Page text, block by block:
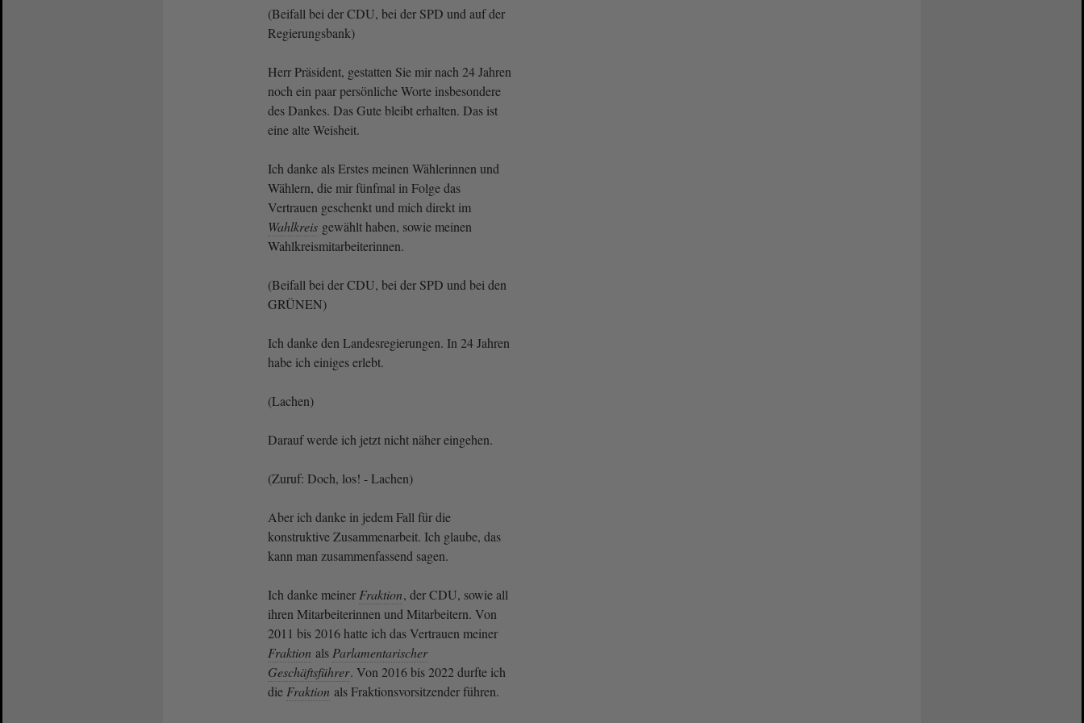
(Beifall bei der CDU, bei der SPD und auf der
Regierungsbank)
Herr Präsident, gestatten Sie mir nach 24 Jahren
noch ein paar persönliche Worte insbesondere
des Dankes. Das Gute bleibt erhalten. Das ist
eine alte Weisheit.
Ich danke als Erstes meinen Wählerinnen und
Wählern, die mir fünfmal in Folge das
Vertrauen geschenkt und mich direkt im
Wahlkreis gewählt haben, sowie meinen
Wahlkreismitarbeiterinnen.
(Beifall bei der CDU, bei der SPD und bei den
GRÜNEN)
Ich danke den Landesregierungen. In 24 Jahren
habe ich einiges erlebt.
(Lachen)
Darauf werde ich jetzt nicht näher eingehen.
(Zuruf: Doch, los! - Lachen)
Aber ich danke in jedem Fall für die
konstruktive Zusammenarbeit. Ich glaube, das
kann man zusammenfassend sagen.
Ich danke meiner Fraktion, der CDU, sowie all
ihren Mitarbeiterinnen und Mitarbeitern. Von
2011 bis 2016 hatte ich das Vertrauen meiner
Fraktion als Parlamentarischer
Geschäftsführer. Von 2016 bis 2022 durfte ich
die Fraktion als Fraktionsvorsitzender führen.